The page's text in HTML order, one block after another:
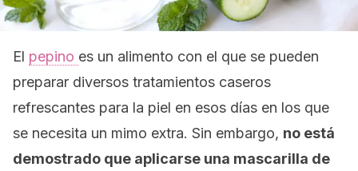
El pepino es un alimento con el que se pueden
preparar diversos tratamientos caseros
refrescantes para la piel en esos días en los que
se necesita un mimo extra. Sin embargo, no está
demostrado que aplicarse una mascarilla de